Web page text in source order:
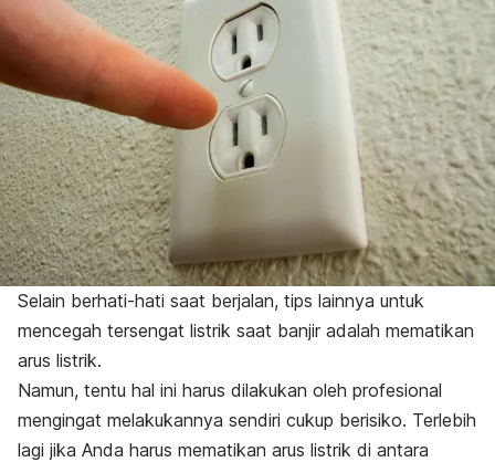
Selain berhati-hati saat berjalan, tips lainnya untuk
mencegah tersengat listrik saat banjir adalah mematikan
arus listrik.
Namun, tentu hal ini harus dilakukan oleh profesional
mengingat melakukannya sendiri cukup berisiko. Terlebih
lagi jika Anda harus mematikan arus listrik di antara